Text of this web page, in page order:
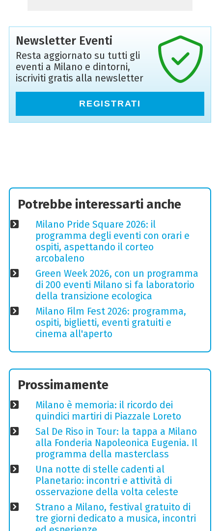
Newsletter Eventi
Resta aggiornato su tutti gli
eventi a Milano e dintorni,
iscriviti gratis alla newsletter
REGISTRATI
Potrebbe interessarti anche
Milano Pride Square 2026: il
programma degli eventi con orari e
ospiti, aspettando il corteo
arcobaleno
Green Week 2026, con un programma
di 200 eventi Milano si fa laboratorio
della transizione ecologica
Milano Film Fest 2026: programma,
ospiti, biglietti, eventi gratuiti e
cinema all'aperto
Prossimamente
Milano è memoria: il ricordo dei
quindici martiri di Piazzale Loreto
Sal De Riso in Tour: la tappa a Milano
alla Fonderia Napoleonica Eugenia. Il
programma della masterclass
Una notte di stelle cadenti al
Planetario: incontri e attività di
osservazione della volta celeste
Strano a Milano, festival gratuito di
tre giorni dedicato a musica, incontri